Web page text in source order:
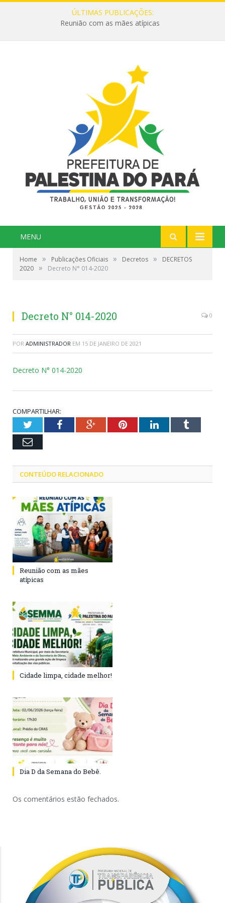
ÚLTIMAS PUBLICAÇÕES:
Reunião com as mães atípicas
MENU
Home » Publicações Oficiais » Decretos »
DECRETOS
2020 » Decreto N° 014-2020
Decreto N° 014-2020 0
POR ADMINISTRADOR EM 15 DE JANEIRO DE 2021
Decreto N° 014-2020
COMPARTILHAR:
TwitterFacebookGoogle+PinterestLinkedInTumblr
Email
CONTEÚDO RELACIONADO
Reunião com as mães
atípicas
Cidade limpa, cidade melhor!
Dia D da Semana do Bebê.
Os comentários estão fechados.